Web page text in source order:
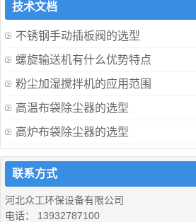
技术文档
不锈钢手动插板阀的选型
螺旋输送机有什么优势特点
粉尘加湿搅拌机的应用范围
高温布袋除尘器的选型
高炉布袋除尘器的选型
联系方式
河北众工环保设备有限公司
电话： 13932787100